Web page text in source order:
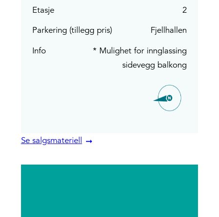
Etasje
2
Parkering (tillegg pris)
Fjellhallen
Info
* Mulighet for innglassing
sidevegg balkong
Se salgsmateriell